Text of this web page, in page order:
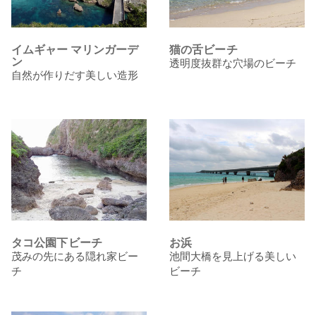
イムギャー マリンガーデ
ン
自然が作りだす美しい造形
猫の舌ビーチ
透明度抜群な穴場のビーチ
タコ公園下ビーチ
茂みの先にある隠れ家ビー
チ
お浜
池間大橋を見上げる美しい
ビーチ